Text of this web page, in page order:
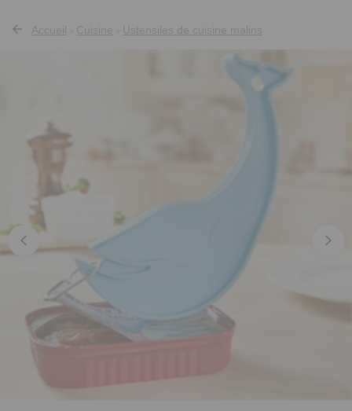
Accueil Cuisine Ustensiles de cuisine malins